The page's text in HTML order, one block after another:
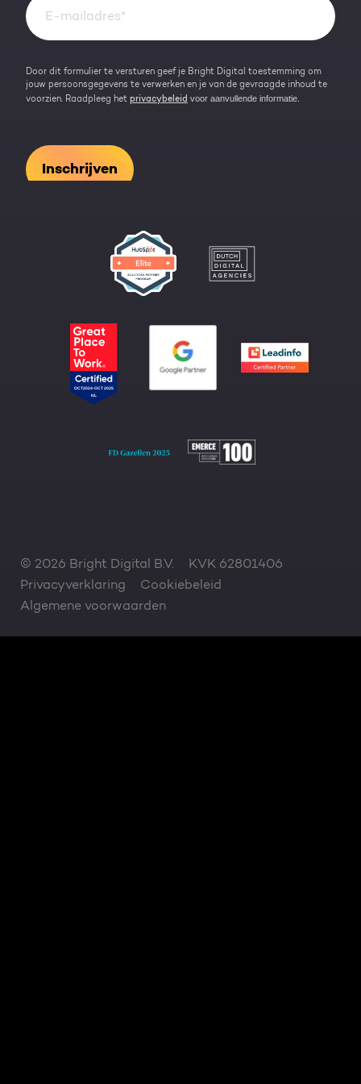
Kennisbank
Door dit formulier te versturen geef je Bright Digital toestemming om
jouw persoonsgegevens te verwerken en je van de gevraagde inhoud te
voorzien. Raadpleeg het privacybeleid voor aanvullende informatie.
© 2026 Bright Digital B.V.
KVK 62801406
Privacyverklaring
Cookiebeleid
Algemene voorwaarden